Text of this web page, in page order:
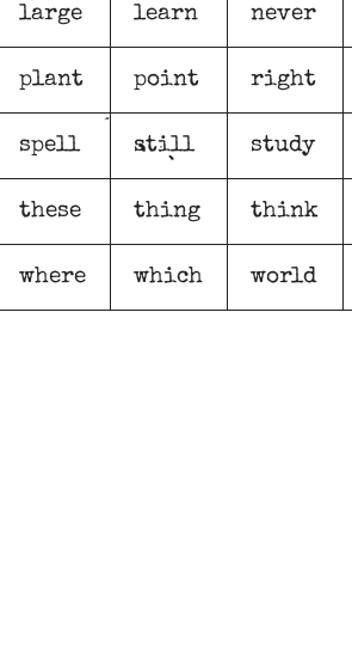
large learn never
plant point right
spell still study
these thing think
where which world